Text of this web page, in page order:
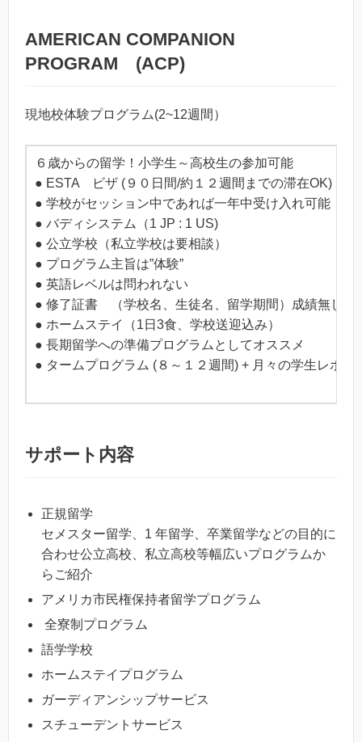
AMERICAN COMPANION
PROGRAM (ACP)
現地校体験プログラム(2~12週間）
６歳からの留学！小学生～高校生の参加可能
● ESTA ビザ (９０日間/約１２週間までの滞在OK)
● 学校がセッション中であれば一年中受け入れ可能
● バディシステム（1 JP : 1 US)
● 公立学校（私立学校は要相談）
● プログラム主旨は”体験”
● 英語レベルは問われない
● 修了証書 （学校名、生徒名、留学期間）成績無し
● ホームステイ（1日3食、学校送迎込み）
● 長期留学への準備プログラムとしてオススメ
● タームプログラム (８～１２週間) + 月々の学生レポー
サポート内容
正規留学
セメスター留学、1 年留学、卒業留学などの目的に
合わせ公立高校、私立高校等幅広いプログラムか
らご紹介
アメリカ市民権保持者留学プログラム
全寮制プログラム
語学学校
ホームステイプログラム
ガーディアンシップサービス
スチューデントサービス